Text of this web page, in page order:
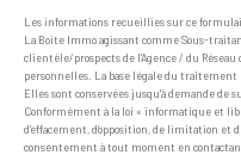
Les informations recueillies sur ce
La Boite Immo agissant comme Sous-
clientèle/prospects de l'Agence / du
personnelles. La base légale du traitement
Elles sont conservées jusqu'à demande de
Conformément à la loi « informatique et
d’effacement, d’opposition, de limitation et
consentement à tout moment en